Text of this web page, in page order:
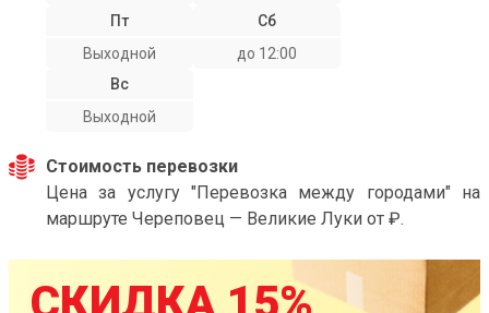
Пт
Выходной
Сб
до 12:00
Вс
Выходной
Стоимость перевозки
Цена за услугу "Перевозка между городами" на
маршруте Череповец — Великие Луки от ₽.